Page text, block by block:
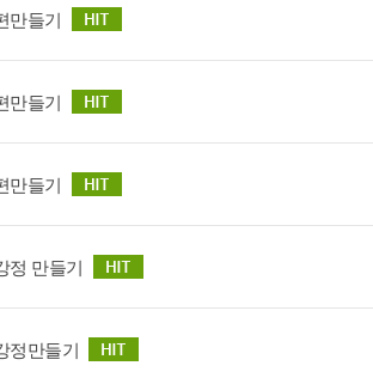
만들기
만들기
만들기
정 만들기
정만들기